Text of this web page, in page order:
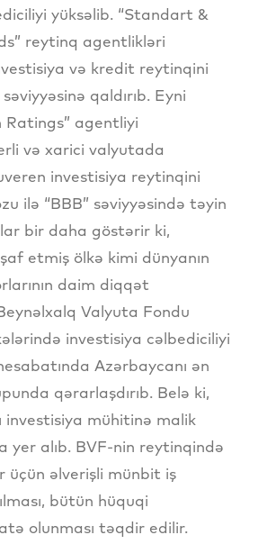
yüksəlib. “Standart &
reytinq agentlikləri
və kredit reytinqini
qaldırıb. Eyni
Ratings” agentliyi
və xarici valyutada
investisiya reytinqini
ilə “BBB” səviyyəsində təyin
bir daha göstərir ki,
etmiş ölkə kimi dünyanın
daim diqqət
Valyuta Fondu
investisiya cəlbediciliyi
Azərbaycanı ən
qərarlaşdırıb. Belə ki,
investisiya mühitinə malik
yer alıb. BVF-nin reytinqində
üçün əlverişli münbit iş
bütün hüquqi
olunması təqdir edilir.